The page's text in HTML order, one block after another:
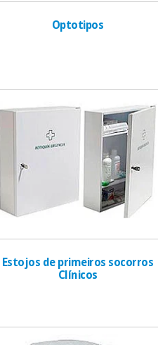
Optotipos
Estojos de primeiros socorros
Clínicos